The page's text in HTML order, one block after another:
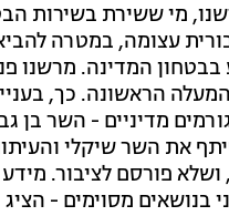
מי ששירת בשירות
עצומה, במטרה
בבטחון המדינה. מרשנו
הראשונה. כך,
מדיניים - השר בן
את השר שיקלי
עמית סגל בדברים. כן העביר מרשנו מידע מתוך תחקיר שב"כ בעניין ה-7.10, ושלא פורסם לציבור. מידע
בנושאים מסוימים - הציג